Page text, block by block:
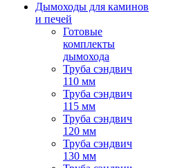
Дымоходы для каминов
и печей
Готовые
комплекты
дымохода
Труба сэндвич
110 мм
Труба сэндвич
115 мм
Труба сэндвич
120 мм
Труба сэндвич
130 мм